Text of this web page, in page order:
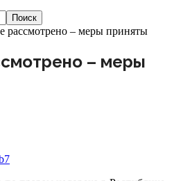
рассмотрено – меры приняты
– меры